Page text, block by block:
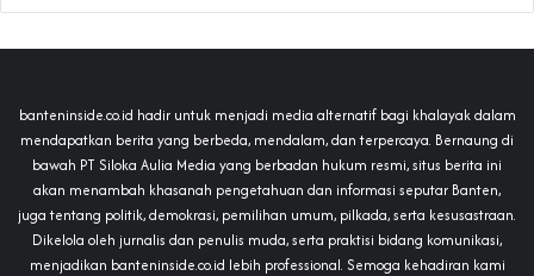
banteninside.co.id hadir untuk menjadi media alternatif bagi khalayak dalam
mendapatkan berita yang berbeda, mendalam, dan terpercaya. Bernaung di
bawah PT Siloka Aulia Media yang berbadan hukum resmi, situs berita ini
akan menambah khasanah pengetahuan dan informasi seputar Banten,
juga tentang politik, demokrasi, pemilihan umum, pilkada, serta kesusastraan.
Dikelola oleh jurnalis dan penulis muda, serta praktisi bidang komunikasi,
menjadikan banteninside.co.id lebih professional. Semoga kehadiran kami